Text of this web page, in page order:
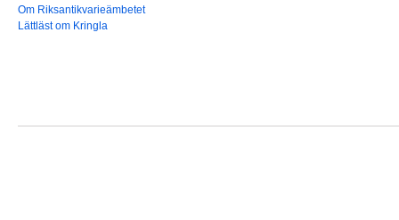
Om Riksantikvarieämbetet
Lättläst om Kringla